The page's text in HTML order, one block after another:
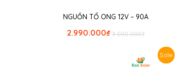
NGUỒN TỔ ONG 12V – 90A
₫
3.000.000
₫
2.990.000
Sale